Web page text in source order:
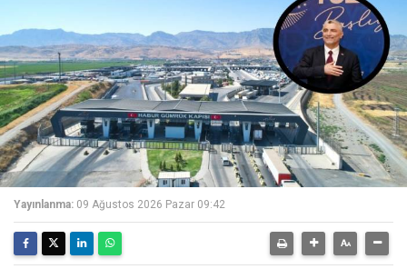
Yayınlanma: 09 Ağustos 2026 Pazar 09:42